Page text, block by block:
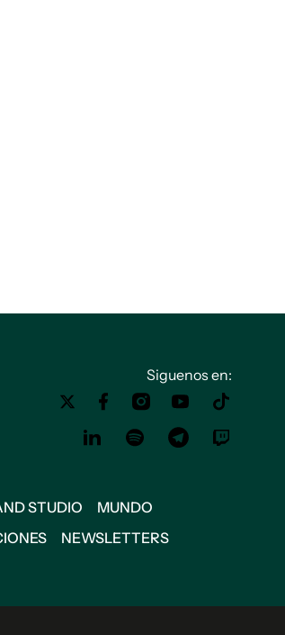
Siguenos en:
STUDIO
MUNDO
NEWSLETTERS